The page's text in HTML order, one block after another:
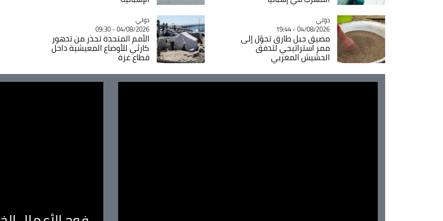
Catégorie
دولي
04/08/2026 - 19:44
مضيق جبل طارق تحوّل إلى
ممر استراتيجي لتدفق
الحشيش المغربي
Catégorie
دولي
04/08/2026 - 09:30
الأمم المتحدة تحذر من تدهور
كارثي للأوضاع المعيشية داخل
قطاع غزة